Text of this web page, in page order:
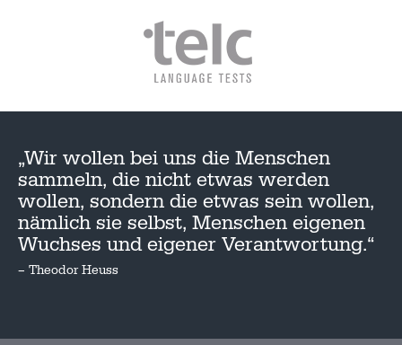
„Wir wollen bei uns die Menschen
sammeln, die nicht etwas werden
wollen, sondern die etwas sein wollen,
nämlich sie selbst, Menschen eigenen
Wuchses und eigener Verantwortung.“
– Theodor Heuss